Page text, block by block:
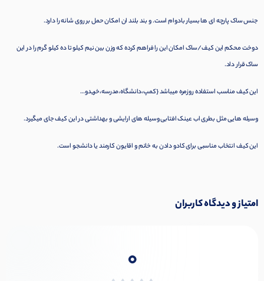
جنس ساک پارچه ای ها بسیار بادوام است. و بند بلند ان امکان حمل بر روی شانه را دارد.
دوخت محکم این کیف/ساک امکان این را فراهم کرده که وزن بین نیم کیلو تا ده کیلو گرم را در این
ساک قرار داد.
این کیف مناسب استفاده روزمره میباشد {کمپ،دانشگاه،مدرسه،خریدو…
وسیله هایی مثل بطری اب عینک افتابی وسیله های ارایشی و بهداشتی در این کیف جای میگیرد.
این کیف انتخاب مناسبی برای کادو دادن به خانم و اقایون کارمند یا دانشجو است.
امتیاز و دیدگاه کاربران
0